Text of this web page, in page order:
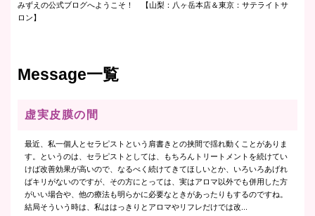
みずえの公式ブログへようこそ！ 【山梨：八ヶ岳本店＆東京：サテライトサ
ロン】
Message一覧
虚実皮膜の間
最近、私一個人とセラピストという肩書きとの挟間で揺れ動くことがありま
す。というのは、セラピストとしては、もちろんトリートメントを続けてい
けば改善効果が高いので、なるべく続けてきてほしいとか、いろいろあげれ
ばキリがないのですが、その方にとっては、実はアロマ以外でも併用した方
がいい場合や、他の療法も明らかに必要なときがあったりもするのですね。
結局そういう時は、私ははっきりとアロマやリフレだけでは改...